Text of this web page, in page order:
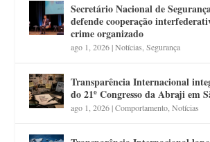
Secretário Nacional de
defende cooperação
crime organizado
ago 1, 2026|Notícias ,Segurança
Transparência Internacional
do 21º Congresso da Abraji em
ago 1, 2026|Comportamento ,Notícias